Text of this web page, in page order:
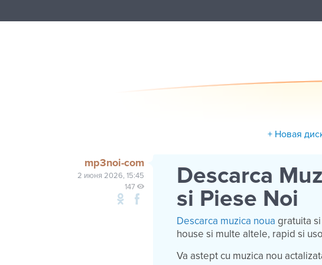
+ Новая
mp3noi-com
2 июня 2026, 15:45
147
Descarca
si Piese Noi
Descarca muzica noua gratuita
house si multe altele, rapid si
Va astept cu muzica nou